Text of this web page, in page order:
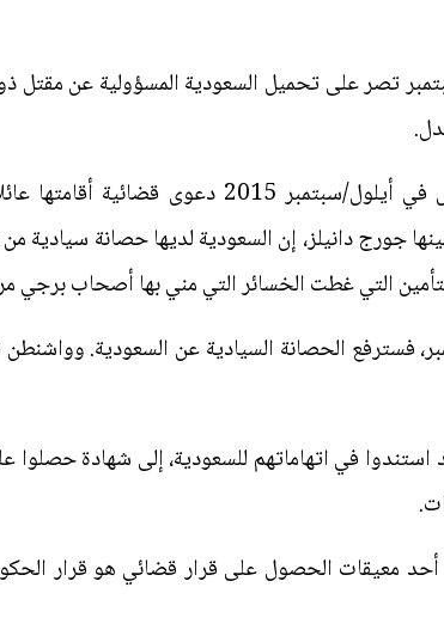
تصر على تحميل السعودية المسؤولية عن
وكان القضاء الأميركي قد رفض في
التي غطت الخسائر التي مني بها أصحاب برجي
استندوا في اتهاماتهم للسعودية، إلى شهادة
معيقات الحصول على قرار قضائي هو قرار